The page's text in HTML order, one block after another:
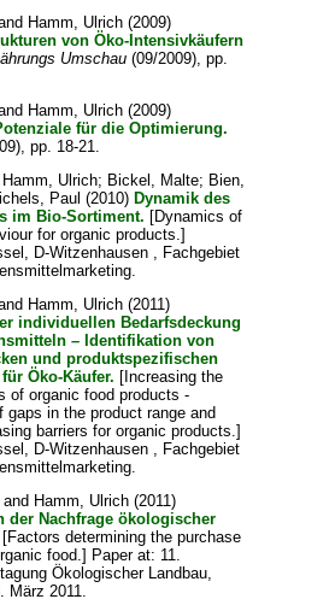
Hamm, Ulrich(2009)
von Öko-Intensivkäufern
Umschau(09/2009), pp.
Hamm, Ulrich(2009)
für die Optimierung.
pp. 18-21.
Hamm, Ulrich; Bickel, Malte; Bien,
Paul (2010) Dynamik des
im Bio-Sortiment. [Dynamics of
for organic products.]
D-Witzenhausen , Fachgebiet
Hamm, Ulrich(2011)
individuellen Bedarfsdeckung
– Identifikation von
und produktspezifischen
Öko-Käufer. [Increasing the
of organic food products -
gaps in the product range and
barriers for organic products.]
D-Witzenhausen , Fachgebiet
Hamm, Ulrich(2011)
der Nachfrage ökologischer
[Factors determining the purchase
food.] Paper at: 11.
Ökologischer Landbau,
März 2011.